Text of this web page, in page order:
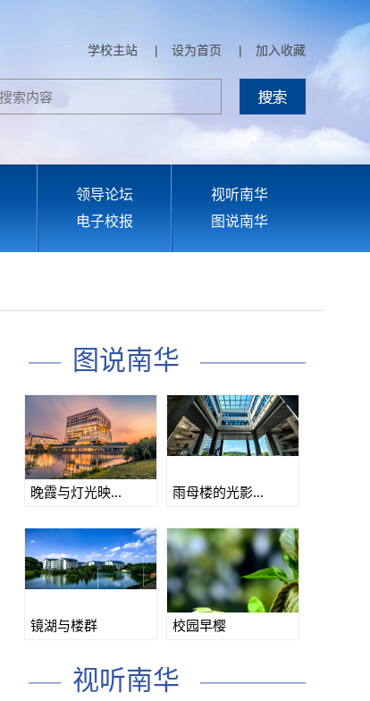
学校主站 | 设为首页 | 加入收藏
领导论坛
视听南华
电子校报 图说南华
图说南华
晚霞与灯光映... 雨母楼的光影...
镜湖与楼群 校园早樱
视听南华